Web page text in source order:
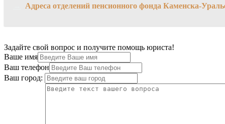
Адреса отделений пенсионного фонда Каменска-
Задайте свой вопрос и получите помощь юриста!
Ваше имя
Ваш телефон
Ваш город: